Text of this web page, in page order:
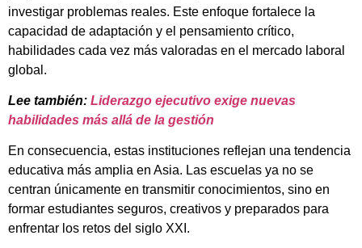
investigar problemas reales. Este enfoque fortalece la
capacidad de adaptación y el pensamiento crítico,
habilidades cada vez más valoradas en el mercado laboral
global.
Lee también: Liderazgo ejecutivo exige nuevas
habilidades más allá de la gestión
En consecuencia, estas instituciones reflejan una tendencia
educativa más amplia en Asia. Las escuelas ya no se
centran únicamente en transmitir conocimientos, sino en
formar estudiantes seguros, creativos y preparados para
enfrentar los retos del siglo XXI.